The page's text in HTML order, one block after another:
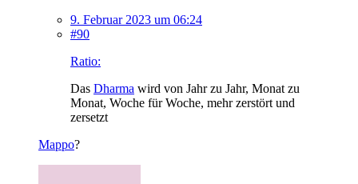
9. Februar 2023 um 06:24
#90
Ratio:
Das Dharma wird von Jahr zu Jahr, Monat zu
Monat, Woche für Woche, mehr zerstört und
zersetzt
Mappo?